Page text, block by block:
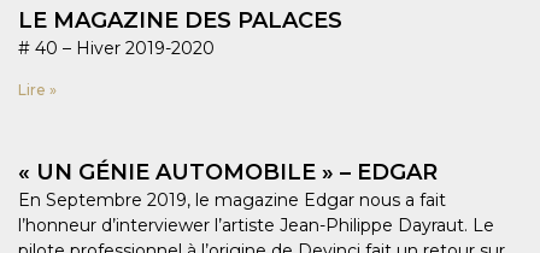
LE MAGAZINE DES PALACES
# 40 – Hiver 2019-2020
Lire »
« UN GÉNIE AUTOMOBILE » – EDGAR
En Septembre 2019, le magazine Edgar nous a fait
l’honneur d’interviewer l’artiste Jean-Philippe Dayraut. Le